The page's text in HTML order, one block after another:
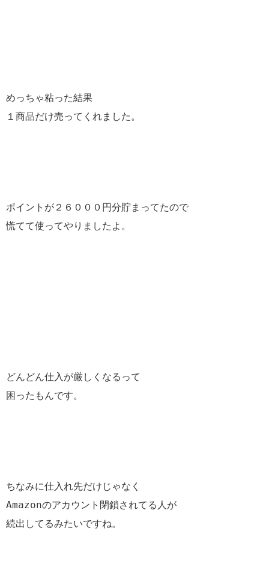
めっちゃ粘った結果
１商品だけ売ってくれました。
ポイントが２６０００円分貯まってたので
慌てて使ってやりましたよ。
どんどん仕入が厳しくなるって
困ったもんです。
ちなみに仕入れ先だけじゃなく
Amazonのアカウント閉鎖されてる人が
続出してるみたいですね。